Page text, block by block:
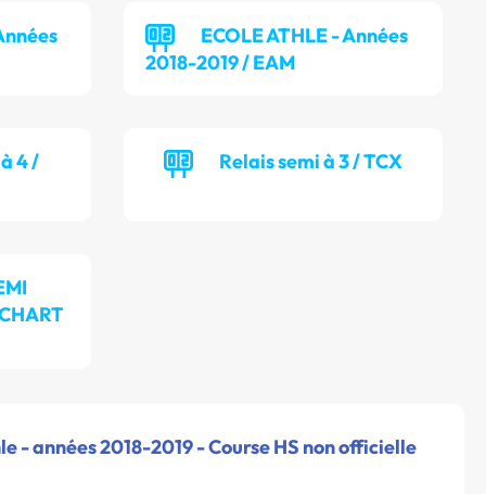
ECOLE ATHLE - Années
2018-2019 / EAM
4 / Relais semi à 3 / TCX
- années 2018-2019 - Course HS non officielle